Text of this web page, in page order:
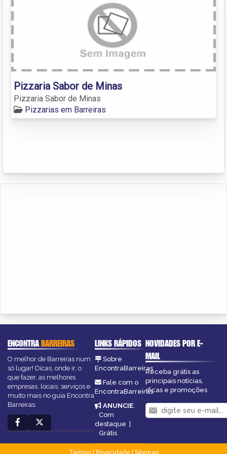
Pizzaria Sabor de Minas
Pizzaria Sabor de Minas
Pizzarias em Barreiras
ENCONTRABARREIRAS
O melhor de Barreiras num
só lugar! Dicas, onde ir, o
que fazer, as melhores
empresas, locais, serviços e
muito mais no guia Encontra
Barreiras.
LINKS RÁPIDOS
Sobre
EncontraBarreiras
Fale com o
EncontraBarreiras
ANUNCIE:
Com
destaque |
Grátis
NOVIDADES POR E-
MAIL
Receba grátis as
principais notícias,
dicas e promoções
Termos| Privacidade
Sitemap